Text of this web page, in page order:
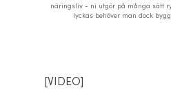
näringsliv - ni utgör på många sätt
lyckas behöver man dock
[VIDEO]